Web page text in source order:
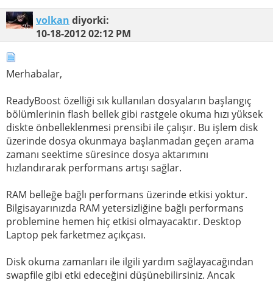
volkan diyorki:
10-18-201202:12 PM
Merhabalar,
ReadyBoost özelliği sık kullanılan dosyaların başlangıç
bölümlerinin flash bellek gibi rastgele okuma hızı yüksek
diskte önbelleklenmesi prensibi ile çalışır. Bu işlem disk
üzerinde dosya okunmaya başlanmadan geçen arama
zamanı seektime süresince dosya aktarımını
hızlandırarak performans artışı sağlar.
RAM belleğe bağlı performans üzerinde etkisi yoktur.
Bilgisayarınızda RAM yetersizliğine bağlı performans
problemine hemen hiç etkisi olmayacaktır. Desktop
Laptop pek farketmez açıkçası.
Disk okuma zamanları ile ilgili yardım sağlayacağından
swapfile gibi etki edeceğini düşünebilirsiniz. Ancak